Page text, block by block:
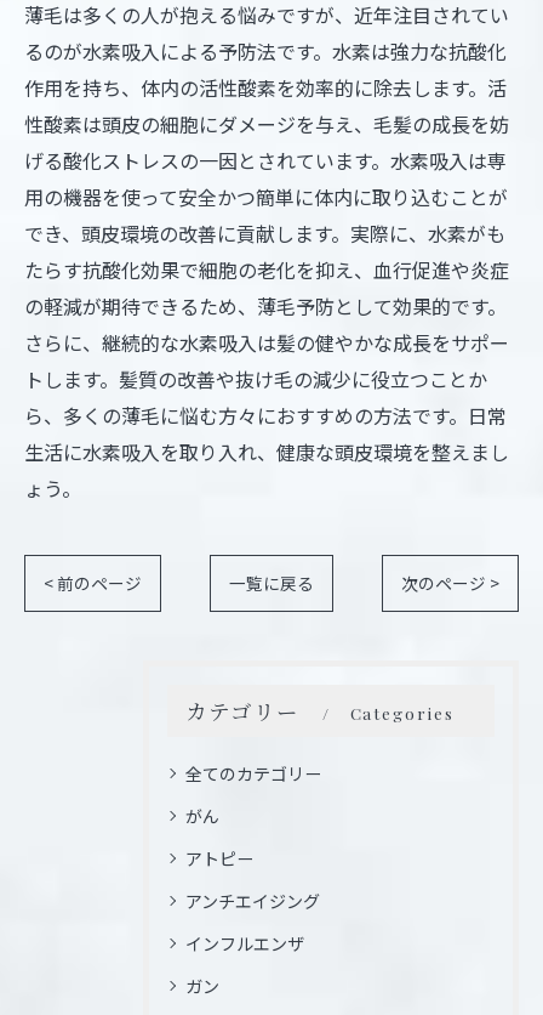
薄毛は多くの人が抱える悩みですが、近年注目されてい
るのが水素吸入による予防法です。水素は強力な抗酸化
作用を持ち、体内の活性酸素を効率的に除去します。活
性酸素は頭皮の細胞にダメージを与え、毛髪の成長を妨
げる酸化ストレスの一因とされています。水素吸入は専
用の機器を使って安全かつ簡単に体内に取り込むことが
でき、頭皮環境の改善に貢献します。実際に、水素がも
たらす抗酸化効果で細胞の老化を抑え、血行促進や炎症
の軽減が期待できるため、薄毛予防として効果的です。
さらに、継続的な水素吸入は髪の健やかな成長をサポー
トします。髪質の改善や抜け毛の減少に役立つことか
ら、多くの薄毛に悩む方々におすすめの方法です。日常
生活に水素吸入を取り入れ、健康な頭皮環境を整えまし
ょう。
< 前のページ 一覧に戻る 次のページ >
カテゴリー Categories
全てのカテゴリー
がん
アトピー
アンチエイジング
インフルエンザ
ガン